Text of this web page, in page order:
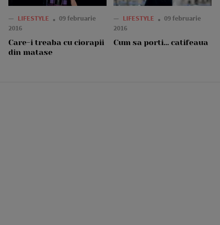
— LIFESTYLE
09 februarie
2016
Care-i treaba cu ciorapii
din matase
— LIFESTYLE
09 februarie
2016
Cum sa porti… catifeaua